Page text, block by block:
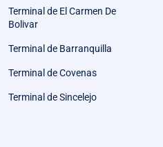
Terminal de El Carmen De
Bolivar
Terminal de Barranquilla
Terminal de Covenas
Terminal de Sincelejo